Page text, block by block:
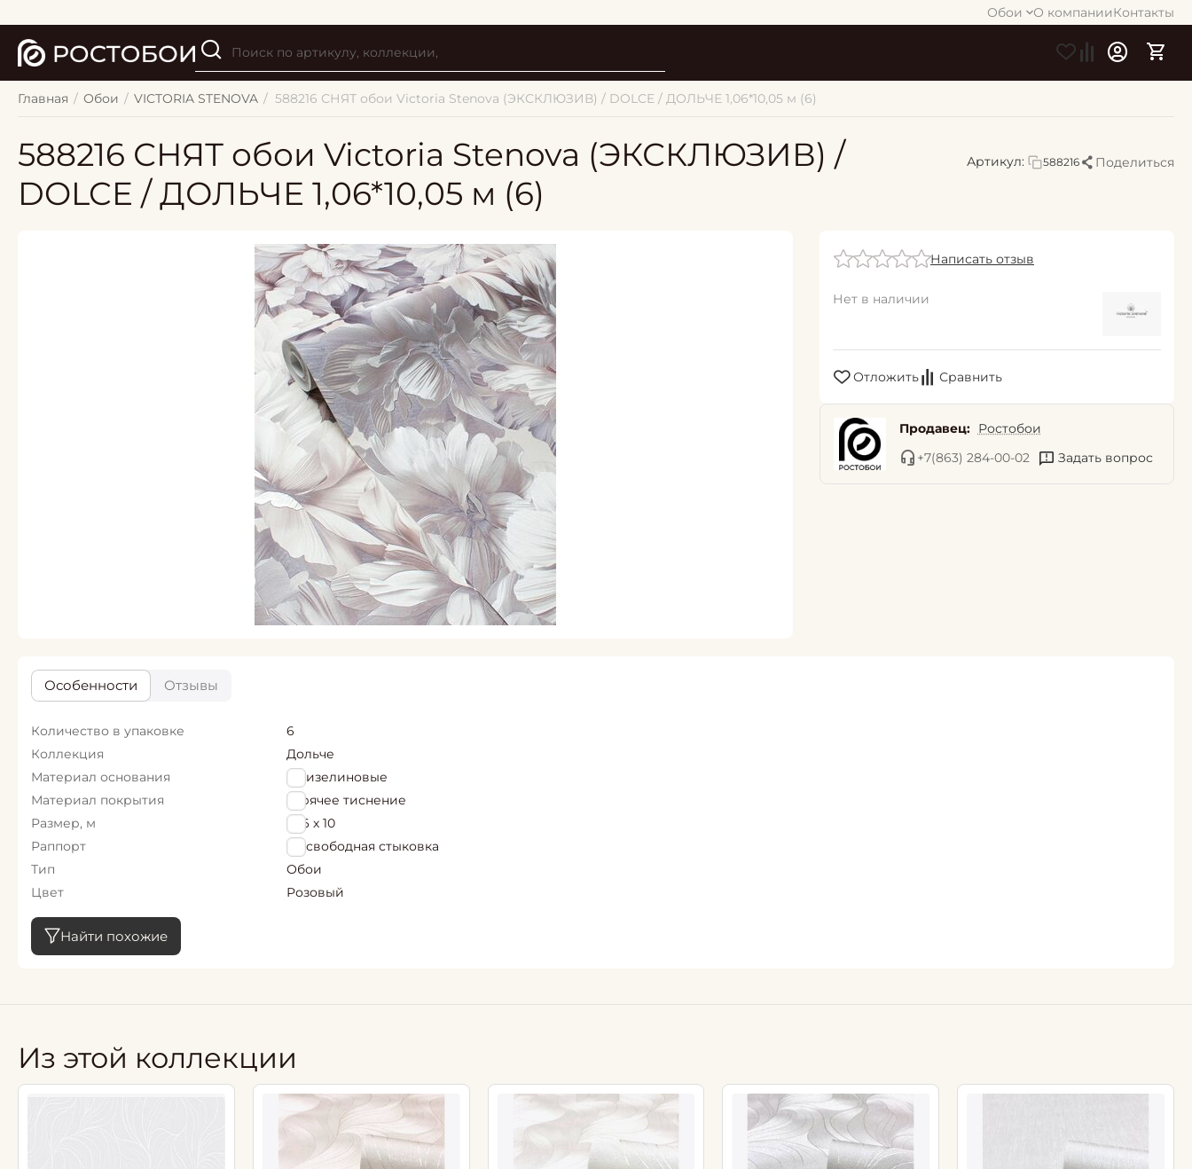
Обои О компанииКонтакты
Главная / Обои / VICTORIA STENOVA / 588216 СНЯТ обои Victoria Stenova (ЭКСКЛЮЗИВ) / DOLCE / ДОЛЬЧЕ 1,06*10,05 м (6)
588216 СНЯТ обои Victoria Stenova (ЭКСКЛЮЗИВ) /
DOLCE / ДОЛЬЧЕ 1,06*10,05 м (6)
Артикул: 588216 Поделиться
Написать отзыв
Нет в наличии
Отложить Сравнить
Продавец: Ростобои
+7(863) 284-00-02
Задать вопрос
Особенности Отзывы
Количество в упаковке
6
Коллекция
Дольче
Материал основания
Флизелиновые
Материал покрытия
горячее тиснение
Размер, м
1,06 х 10
Раппорт
64 свободная стыковка
Тип
Обои
Цвет
Розовый
Найти похожие
Из этой коллекции